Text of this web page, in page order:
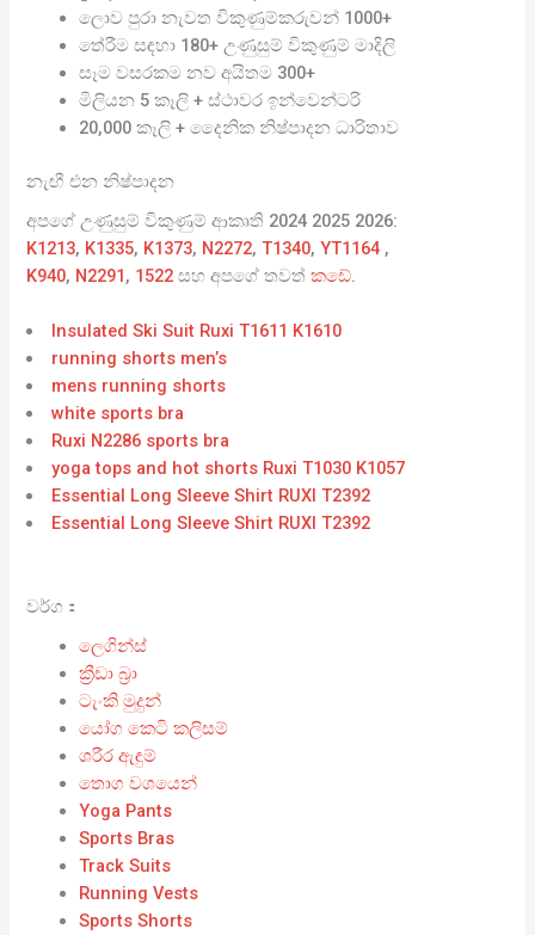
ලොව පුරා නැවත විකුණුම්කරුවන් 1000+
තේරීම සඳහා 180+ උණුසුම් විකුණුම් මාදිලි
සෑම වසරකම නව අයිතම 300+
මිලියන 5 කෑලි + ස්ථාවර ඉන්වෙන්ටරි
20,000 කෑලි + දෛනික නිෂ්පාදන ධාරිතාව
නැඟී එන නිෂ්පාදන
අපගේ උණුසුම් විකුණුම් ආකෘති 2024 2025 2026:
K1213, K1335, K1373, N2272,T1340,YT1164 ,
K940, N2291, 1522සහ අපගේ තවත්කඩේ.
Insulated Ski Suit Ruxi T1611 K1610
running shorts men’s
mens running shorts
white sports bra
Ruxi N2286 sports bra
yoga tops and hot shorts Ruxi T1030 K1057
Essential Long Sleeve Shirt RUXI T2392
Essential Long Sleeve Shirt RUXI T2392
වර්ග：
ලෙගින්ස්
ක්‍රීඩා බ්‍රා
ටැංකි මුදුන්
යෝග කෙටි කලිසම්
ශරීර ඇඳුම්
තොග වශයෙන්
Yoga Pants
Sports Bras
Track Suits
Running Vests
Sports Shorts